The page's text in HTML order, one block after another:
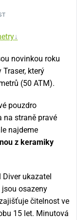
↓
novinkou roku
který
(50 ATM).
pouzdro
na straně pravé
najdeme
z keramiky
ukazatel
jsou osazeny
čitelnost ve
15 let. Minutová